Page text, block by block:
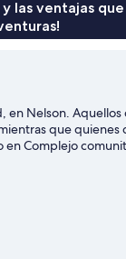
las ventajas
en Nelson.
que quienes
Complejo
imperdibles del